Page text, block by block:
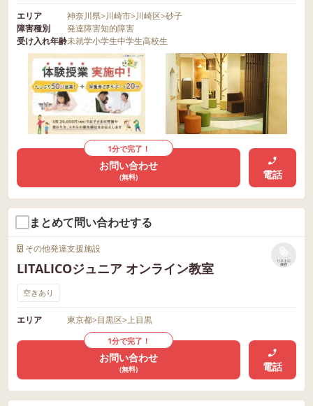
エリア 神奈川県>川崎市>川崎区>砂子
障害種別
発達障害知的障害
受け入れ年齢未就学小学生中学生高校生
1分で完了！
お問い合わせ
(無料) 電話
まとめて問い合わせする
その他発達支援施設
LITALICOジュニア オンライン教室
リストに
保存
空きあり
エリア 東京都>目黒区>上目黒
1分で完了！
お問い合わせ
(無料) 電話